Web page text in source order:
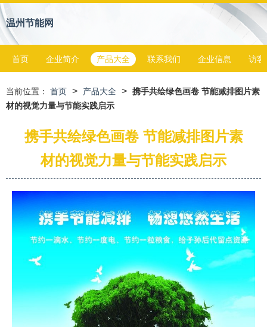
温州节能网
首页 企业简介 产品大全 联系我们 企业信息 访客
当前位置： 首页 > 产品大全 > 携手共绘绿色画卷 节能减排图片素
材的视觉力量与节能实践启示
携手共绘绿色画卷 节能减排图片素
材的视觉力量与节能实践启示